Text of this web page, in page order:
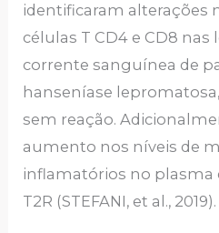
identificaram alterações
células T CD4 e CD8 nas
corrente sanguínea de
hanseníase
sem reação.
aumento nos níveis de
inflamatórios no plasma
T2R (STEFANI, et al., 2019).